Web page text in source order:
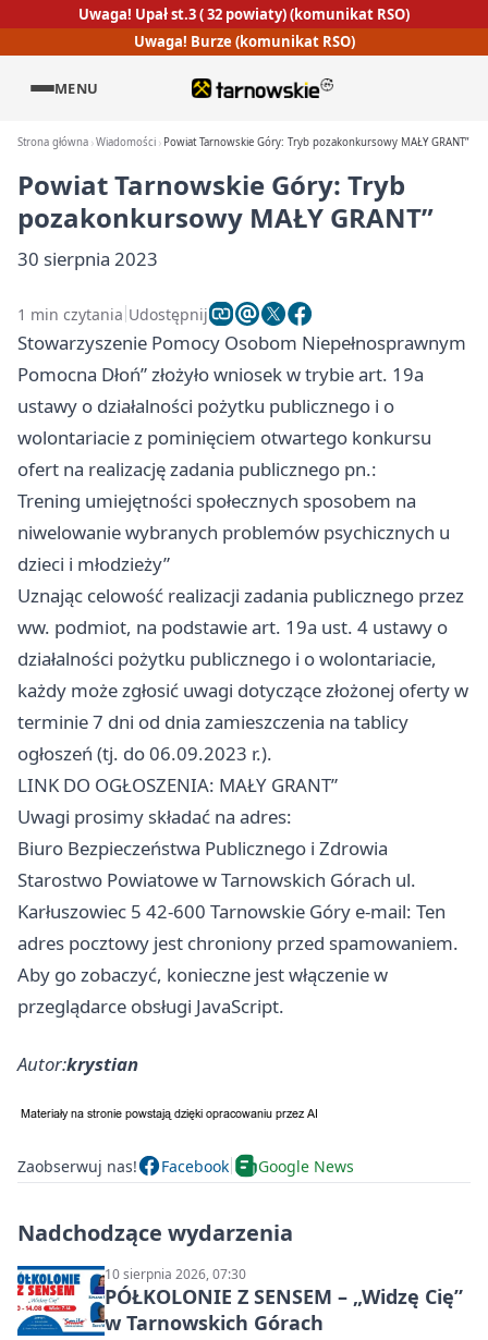
Uwaga! Upał st.3 ( 32 powiaty) (komunikat RSO)
Uwaga! Burze (komunikat RSO)
MENU
Strona główna Wiadomości Powiat Tarnowskie Góry: Tryb pozakonkursowy MAŁY GRANT”
Powiat Tarnowskie Góry: Tryb
pozakonkursowy MAŁY GRANT”
30 sierpnia 2023
1 min czytania Udostępnij
Stowarzyszenie Pomocy Osobom Niepełnosprawnym
Pomocna Dłoń” złożyło wniosek w trybie art. 19a
ustawy o działalności pożytku publicznego i o
wolontariacie z pominięciem otwartego konkursu
ofert na realizację zadania publicznego pn.:
Trening umiejętności społecznych sposobem na
niwelowanie wybranych problemów psychicznych u
dzieci i młodzieży”
Uznając celowość realizacji zadania publicznego przez
ww. podmiot, na podstawie art. 19a ust. 4 ustawy o
działalności pożytku publicznego i o wolontariacie,
każdy może zgłosić uwagi dotyczące złożonej oferty w
terminie 7 dni od dnia zamieszczenia na tablicy
ogłoszeń (tj. do 06.09.2023 r.).
LINK DO OGŁOSZENIA: MAŁY GRANT”
Uwagi prosimy składać na adres:
Biuro Bezpieczeństwa Publicznego i Zdrowia
Starostwo Powiatowe w Tarnowskich Górach ul.
Karłuszowiec 5 42-600 Tarnowskie Góry e-mail: Ten
adres pocztowy jest chroniony przed spamowaniem.
Aby go zobaczyć, konieczne jest włączenie w
przeglądarce obsługi JavaScript.
Autor:krystian
Zaobserwuj nas! Facebook Google News
Nadchodzące wydarzenia
10 sierpnia 2026, 07:30
PÓŁKOLONIE Z SENSEM – „Widzę Cię”
w Tarnowskich Górach